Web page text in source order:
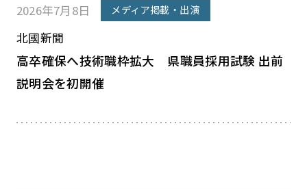
2026年7月8日 メディア掲載・出演
北國新聞
高卒確保へ技術職枠拡大 県職員採用試験 出前
説明会を初開催